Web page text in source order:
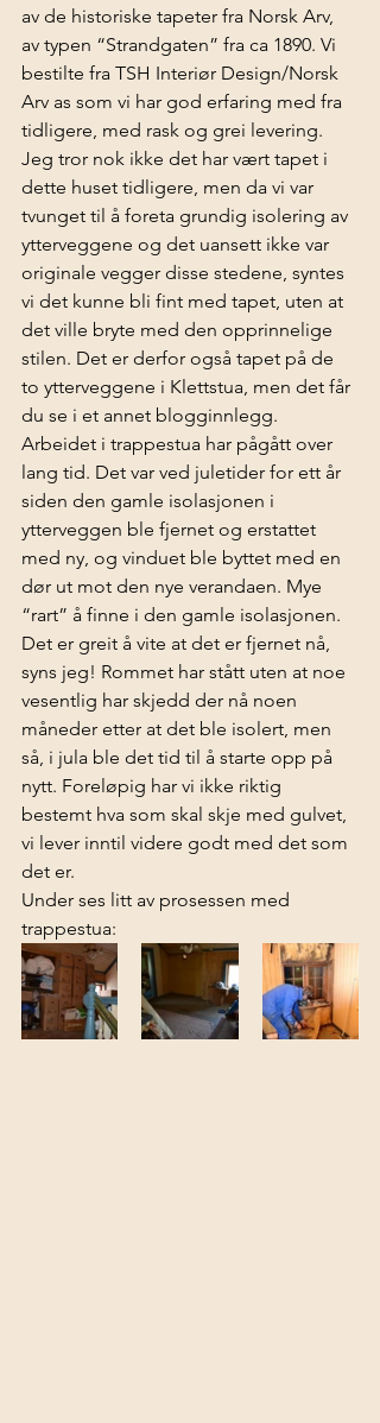
av de historiske tapeter fra Norsk Arv,
av typen “Strandgaten” fra ca 1890. Vi
bestilte fra TSH Interiør Design/Norsk
Arv as som vi har god erfaring med fra
tidligere, med rask og grei levering.
Jeg tror nok ikke det har vært tapet i
dette huset tidligere, men da vi var
tvunget til å foreta grundig isolering av
ytterveggene og det uansett ikke var
originale vegger disse stedene, syntes
vi det kunne bli fint med tapet, uten at
det ville bryte med den opprinnelige
stilen. Det er derfor også tapet på de
to ytterveggene i Klettstua, men det får
du se i et annet blogginnlegg.
Arbeidet i trappestua har pågått over
lang tid. Det var ved juletider for ett år
siden den gamle isolasjonen i
ytterveggen ble fjernet og erstattet
med ny, og vinduet ble byttet med en
dør ut mot den nye verandaen. Mye
“rart” å finne i den gamle isolasjonen.
Det er greit å vite at det er fjernet nå,
syns jeg! Rommet har stått uten at noe
vesentlig har skjedd der nå noen
måneder etter at det ble isolert, men
så, i jula ble det tid til å starte opp på
nytt. Foreløpig har vi ikke riktig
bestemt hva som skal skje med gulvet,
vi lever inntil videre godt med det som
det er.
Under ses litt av prosessen med
trappestua: